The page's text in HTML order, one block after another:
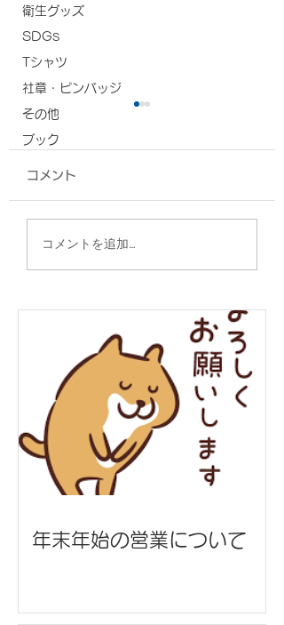
衛生グッズ
SDGs
Tシャツ
社章・ピンバッジ
その他
ブック
グッズ各種/ぬちまーす
様
コメント
コメントを追加…
年末年始の営業について